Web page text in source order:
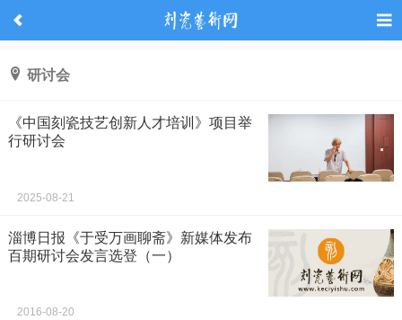
研讨会
《中国刻瓷技艺创新人才培训》项目举
行研讨会
2025-08-21
淄博日报《于受万画聊斋》新媒体发布
百期研讨会发言选登（一）
2016-08-20